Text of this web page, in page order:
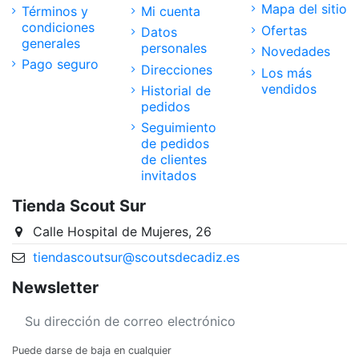
Términos y
condiciones
generales
Pago seguro
Mi cuenta
Datos
personales
Direcciones
Historial de
pedidos
Seguimiento
de pedidos
de clientes
invitados
Mapa del sitio
Ofertas
Novedades
Los más
vendidos
Tienda Scout Sur
Calle Hospital de Mujeres, 26
tiendascoutsur@scoutsdecadiz.es
Newsletter
Puede darse de baja en cualquier